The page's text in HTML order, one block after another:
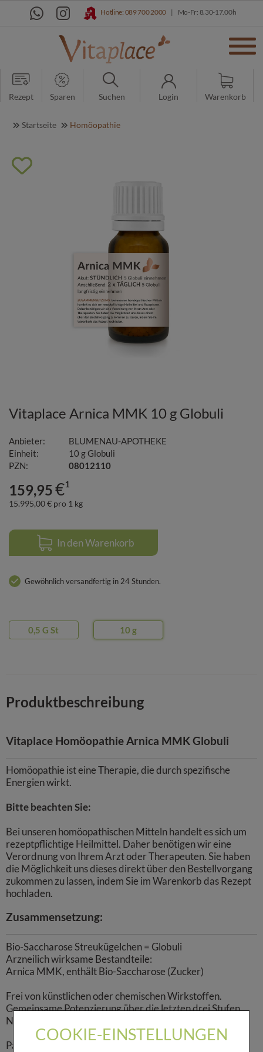
COOKIE-EINSTELLUNGEN
Hotline: 089 700 2000 | Mo-Fr: 8.30-17.00h
Rezept Sparen Suchen Login Warenkorb
Startseite Homöopathie
Vitaplace Arnica MMK 10 g Globuli
Anbieter:
BLUMENAU-APOTHEKE
Einheit:
10 gGlobuli
PZN:
08012110
159,95€¹
15.995,00 € pro 1 kg
In den Warenkorb
Gewöhnlich versandfertig in 24 Stunden.
0,5 G St 10g
Produktbeschreibung
Vitaplace Homöopathie Arnica MMK Globuli
Homöopathie ist eine Therapie, die durch spezifische
Energien wirkt.
Bitte beachten Sie:
Bei unseren homöopathischen Mitteln handelt es sich um
rezeptpflichtige Heilmittel. Daher benötigen wir eine
Verordnung von Ihrem Arzt oder Therapeuten. Sie haben
die Möglichkeit uns dieses direkt über den Bestellvorgang
zukommen zu lassen, indem Sie im Warenkorb das Rezept
hochladen.
Zusammensetzung:
Bio-Saccharose Streukügelchen = Globuli
Arzneilich wirksame Bestandteile:
Arnica MMK, enthält Bio-Saccharose (Zucker)
Frei von künstlichen oder chemischen Wirkstoffen.
Gemeinsame Potenzierung über die letzten drei Stufen.
Nach Anbruch max. 1 Jahr haltbar.
Packungsgröße: 10 g